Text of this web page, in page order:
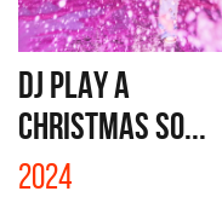
DJ PLAY A
CHRISTMAS SO...
2024